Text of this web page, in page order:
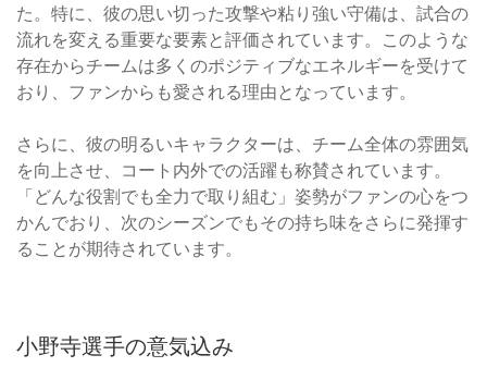
た。特に、彼の思い切った攻撃や粘り強い守備は、試合の
流れを変える重要な要素と評価されています。このような
存在からチームは多くのポジティブなエネルギーを受けて
おり、ファンからも愛される理由となっています。
さらに、彼の明るいキャラクターは、チーム全体の雰囲気
を向上させ、コート内外での活躍も称賛されています。
「どんな役割でも全力で取り組む」姿勢がファンの心をつ
かんでおり、次のシーズンでもその持ち味をさらに発揮す
ることが期待されています。
小野寺選手の意気込み